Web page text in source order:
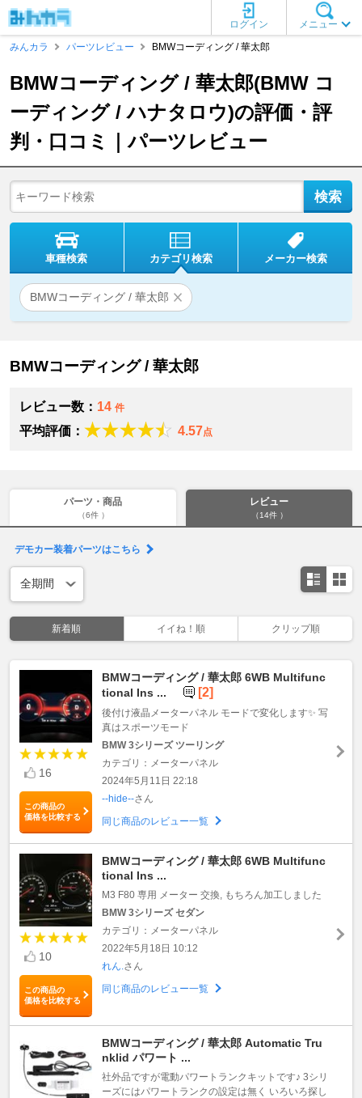
メニュー
ログイン
みんカラ
パーツレビュー BMWコーディング / 華太郎
BMWコーディング / 華太郎(BMW コ
ーディング / ハナタロウ)の評価・評
判・口コミ｜パーツレビュー
車種検索 カテゴリ検索 メーカー検索
BMWコーディング / 華太郎
BMWコーディング / 華太郎
レビュー数： 14 件
平均評価： 4.57点
パーツ・商品
（6件 ）
レビュー
（14件 ）
デモカー装着パーツはこちら
新着順 イイね！順 クリップ順
16
この商品の
価格を比較する
BMWコーディング / 華太郎 6WB Multifunc
tional Ins ...
[2]
後付け液晶メーターパネル モードで変化します✨ 写
真はスポーツモード
BMW 3シリーズ ツーリング
カテゴリ：メーターパネル
2024年5月11日 22:18
--hide--さん
同じ商品のレビュー一覧
10
この商品の
価格を比較する
BMWコーディング / 華太郎 6WB Multifunc
tional Ins ...
M3 F80 専用 メーター 交換, もちろん加工しました
BMW 3シリーズ セダン
カテゴリ：メーターパネル
2022年5月18日 10:12
れん. さん
同じ商品のレビュー一覧
BMWコーディング / 華太郎 Automatic Tru
nklid パワート ...
社外品ですが電動パワートランクキットです♪ 3シリ
ーズにはパワートランクの設定は無く いろいろ探し